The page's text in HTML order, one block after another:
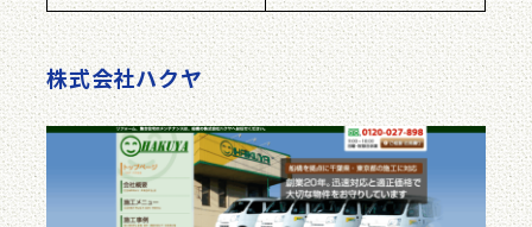
株式会社ハクヤ